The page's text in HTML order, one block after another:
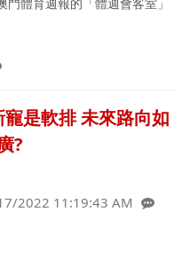
是軟排 未來路向如
?
2022 11:19:43 AM